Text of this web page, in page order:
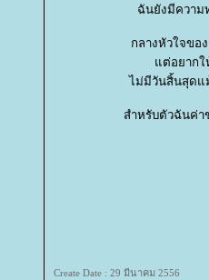
ฉันยังมีความ
กลางหัวใจขอ
ต่อยากให้
ไม่มีวันสิ้นสุดแ
สำหรับตัวฉันค่า
Create Date : 29 มีนาคม 2556